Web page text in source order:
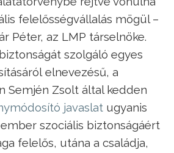
felelősségvállalás mögül –
Péter, az LMP társelnöke.
szolgáló egyes
elnevezésű, a
Semjén Zsolt által kedden
javaslat ugyanis
szociális biztonságáért
felelős, utána a családja,